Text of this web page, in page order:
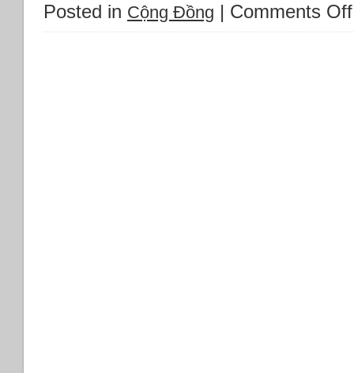
Posted in Cộng Đồng | Comments Off